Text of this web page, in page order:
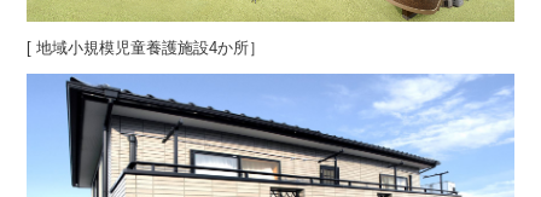
[ 地域小規模児童養護施設4か所］